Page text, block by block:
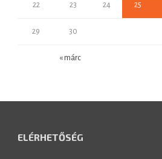
22 23 24 25
29 30
« márc
ELÉRHETŐSÉG